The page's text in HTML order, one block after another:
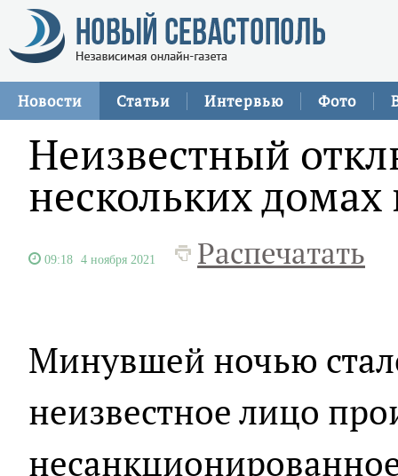
Новости Статьи Интервью Фото
Неизвестный
нескольких домах
09:18 4 ноября 2021 Распечатать
Минувшей ночью
неизвестное лицо